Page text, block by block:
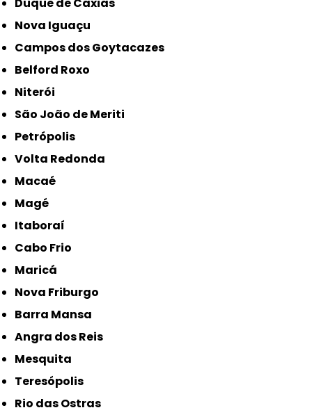
Duque de Caxias
Nova Iguaçu
Campos dos Goytacazes
Belford Roxo
Niterói
São João de Meriti
Petrópolis
Volta Redonda
Macaé
Magé
Itaboraí
Cabo Frio
Maricá
Nova Friburgo
Barra Mansa
Angra dos Reis
Mesquita
Teresópolis
Rio das Ostras